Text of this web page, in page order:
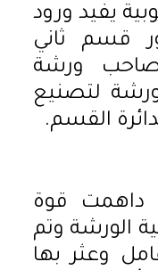
يفيد ورود
قسم ثاني
صاحب ورشة
لتصنيع
القسم.
داهمت قوة
الورشة وتم
وعثر بها